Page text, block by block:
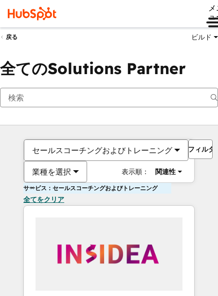
ュ
戻る ビルド
全てのSolutions Partner
セールスコーチングおよびトレーニング
業種を選択 表示順： 関連性
フィルタ
サービス：セールスコーチングおよびトレーニング
全てをクリア